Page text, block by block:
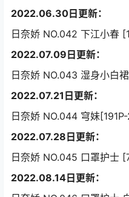
2022.06.30日更新：
日奈娇 NO.042 下江小春
2022.07.09日更新：
日奈娇 NO.043 湿身小白
2022.07.21日更新：
日奈娇 NO.044 穹妹
2022.07.28日更新：
日奈娇 NO.045 口罩护士
2022.08.14日更新：